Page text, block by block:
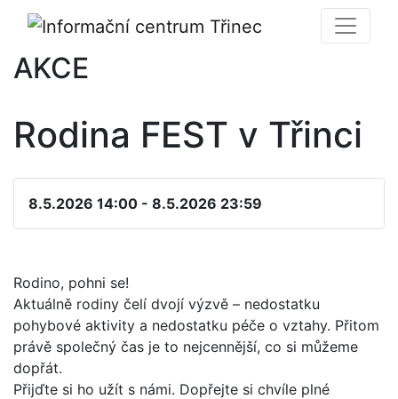
AKCE
Rodina FEST v Třinci
8.5.2026 14:00 - 8.5.2026 23:59
Rodino, pohni se!
Aktuálně rodiny čelí dvojí výzvě – nedostatku
pohybové aktivity a nedostatku péče o vztahy. Přitom
právě společný čas je to nejcennější, co si můžeme
dopřát.
Přijďte si ho užít s námi. Dopřejte si chvíle plné